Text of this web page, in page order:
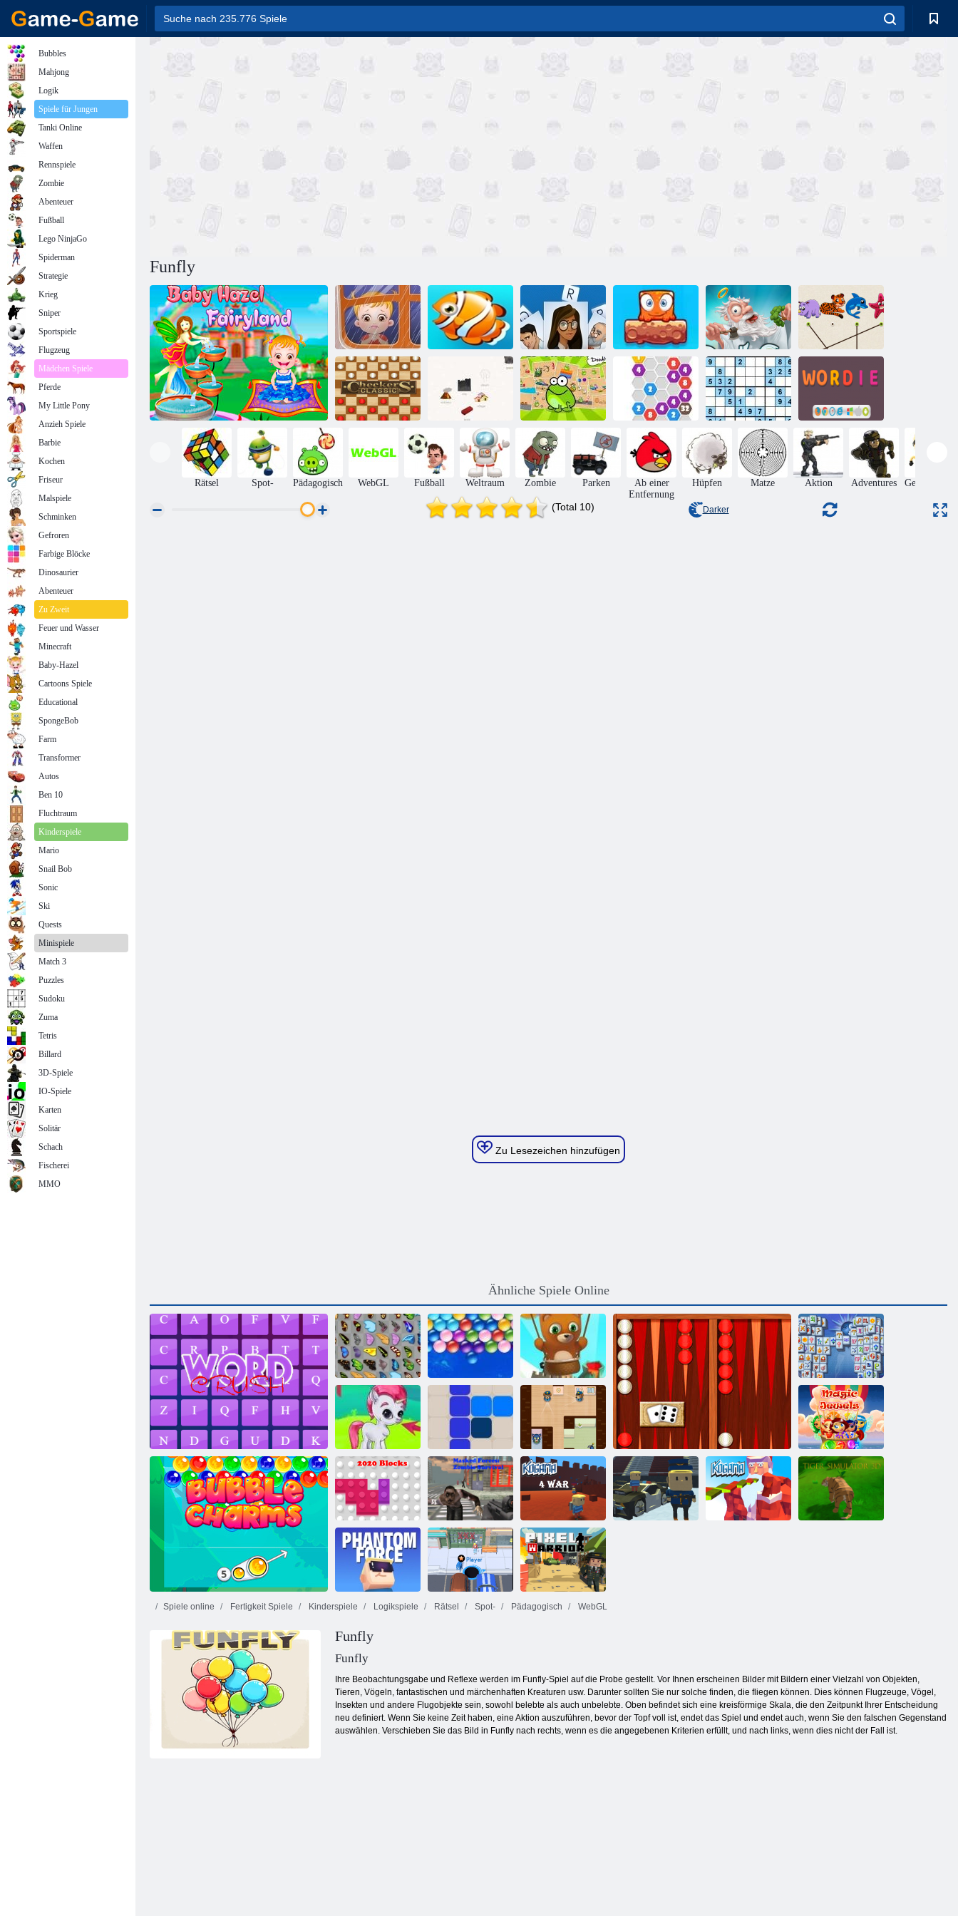
Funfly
Baby-Hazel:
Vatertag
Urlaub mit Fisch Übergeben
Mixed -Welt:
Wochenende
Doodle-Gott
Kleine Alchemy
Tippen Sie auf
den Frosch-
Gekritzel
2020 Connect
Sudoku sehr
Schwer |
Ultimate
Wordie
Rätsel Spot- Pädagogisch WebGL Fußball Weltraum Zombie Parken
Ab einer
Entfernung
Hüpfen Matze Aktion Adventures
(Total 10) Darker
Zu Lesezeichen hinzufügen
Ähnliche Spiele Online
Wortschwarm
Schmetterlings
Kyodai
Endlose Bubbles
Bubble Shooter
endlos
Mahjong
Fortuna
Bubble Gemes -
3 Gewinnt
1212!
Bubble Charms
Hinterhältiger
James
Magische
Juwelen
2020 Blöcke
Maskierte
Kräfte: Zombie-
Überleben
Kogama: 4
Krieg
Kogama
Phantomkraft
Spiele online Fertigkeit Spiele Kinderspiele Logikspiele Rätsel Spot- Pädagogisch WebGL
Funfly
Funfly
Ihre Beobachtungsgabe und Reflexe werden im Funfly-Spiel auf die Probe gestellt. Vor Ihnen erscheinen Bilder mit Bildern einer Vielzahl von Objekten,
Tieren, Vögeln, fantastischen und märchenhaften Kreaturen usw. Darunter sollten Sie nur solche finden, die fliegen können. Dies können Flugzeuge, Vögel,
Insekten und andere Flugobjekte sein, sowohl belebte als auch unbelebte. Oben befindet sich eine kreisförmige Skala, die den Zeitpunkt Ihrer Entscheidung
neu definiert. Wenn Sie keine Zeit haben, eine Aktion auszuführen, bevor der Topf voll ist, endet das Spiel und endet auch, wenn Sie den falschen Gegenstand
auswählen. Verschieben Sie das Bild in Funfly nach rechts, wenn es die angegebenen Kriterien erfüllt, und nach links, wenn dies nicht der Fall ist.
Bubbles
Mahjong
Logik
Spiele für Jungen
Tanki Online
Waffen
Rennspiele
Zombie
Abenteuer
Fußball
Lego NinjaGo
Spiderman
Strategie
Krieg
Sniper
Sportspiele
Flugzeug
Mädchen Spiele
Pferde
My Little Pony
Anzieh Spiele
Barbie
Kochen
Friseur
Malspiele
Schminken
Gefroren
Farbige Blöcke
Dinosaurier
Abenteuer
Zu Zweit
Feuer und Wasser
Minecraft
Baby-Hazel
Cartoons Spiele
Educational
SpongeBob
Farm
Transformer
Autos
Ben 10
Fluchtraum
Kinderspiele
Mario
Snail Bob
Sonic
Ski
Quests
Minispiele
Match 3
Puzzles
Sudoku
Zuma
Tetris
Billard
3D-Spiele
IO-Spiele
Karten
Solitär
Schach
Fischerei
MMO